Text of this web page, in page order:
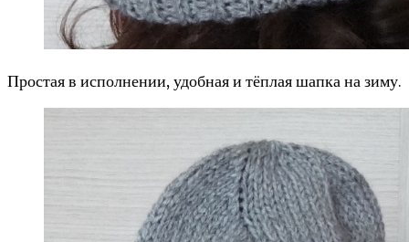
Простая в исполнении, удобная и тёплая шапка на зиму.